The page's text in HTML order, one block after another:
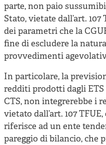
parte, non paio
Stato, vietate dall’art.
dei parametri che la
fine di escludere la
provvedimenti
In particolare, la
redditi prodotti dagli ETS
CTS, non integrerebbe i
vietato dall’art. 107
riferisce ad un ente
pareggio di bilancio, che